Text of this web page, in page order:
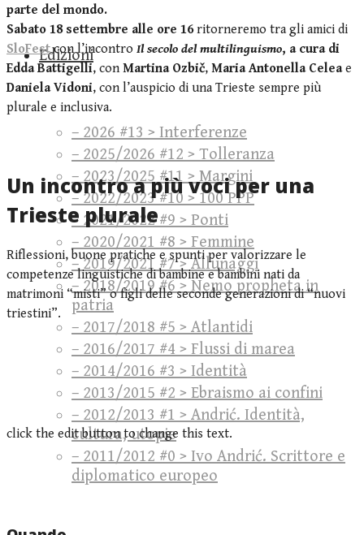
Edizioni
– 2026 #13 > Interferenze
– 2025/2026 #12 > Tolleranza
– 2023/2025 #11 > Margini
– 2022/2023 #10 > 100 PPP
– 2021/2022 #9 > Ponti
– 2020/2021 #8 > Femmine
– 2019/2021 #7 > Allunaggi
– 2018/2019 #6 > Nemo propheta in
patria
– 2017/2018 #5 > Atlantidi
– 2016/2017 #4 > Flussi di marea
– 2014/2016 #3 > Identità
– 2013/2015 #2 > Ebraismo ai confini
– 2012/2013 #1 > Andrić. Identità,
cultura, utopie
– 2011/2012 #0 > Ivo Andrić. Scrittore e
diplomatico europeo
parte del mondo.
Sabato 18 settembre alle ore 16ritorneremo tra gli amici di
SloFest con l’incontro Il secolo del multilinguismo, a cura di
Edda Battigelli, con Martina Ozbič, Maria Antonella Celeae
Daniela Vidoni, con l’auspicio di una Trieste sempre più
plurale e inclusiva.
Un incontro a più voci per una
Trieste plurale
Riflessioni, buone pratiche e spunti per valorizzare le
competenze linguistiche di bambine e bambini nati da
matrimoni “misti” o figli delle seconde generazioni di “nuovi
triestini”.
click the edit button to change this text.